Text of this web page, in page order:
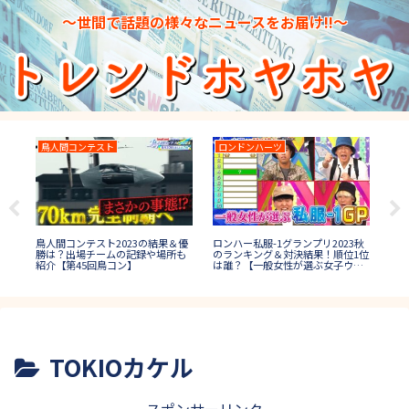
～世間で話題の様々なニュースをお届け!!～
鳥人間コンテスト
鳥人間コンテスト2023の結果＆優
勝は？出場チームの記録や場所も
紹介【第45回鳥コン】
ロンドンハーツ
ロンハー私服-1グランプリ2023秋
のランキング＆対決結果！順位1位
は誰？【一般女性が選ぶ女子ウケ
TOKIOカケル